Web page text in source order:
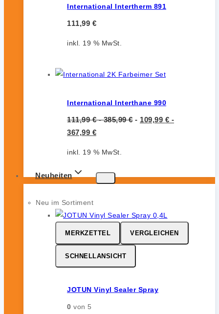
International Intertherm 891
111,99 €
inkl. 19 % MwSt.
International Interthane 990
111,99€-385,99€- 109,99 € -
367,99 €
inkl. 19 % MwSt.
Neuheiten
Neu im Sortiment
MERKZETTEL VERGLEICHEN
SCHNELLANSICHT
JOTUN Vinyl Sealer Spray
0 von 5